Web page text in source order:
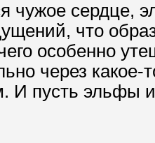
чужое сердце,
что
особенно
через
И пусть эльфы